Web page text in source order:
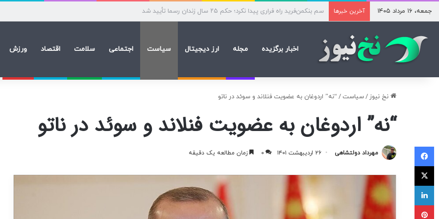
جمعه، ۱۶ مرداد ۱۴۰۵ آخرین خبرها هوش مصنوعی در گرو عبور از تنگه هرمز؛ ۲۰۰ کانتینر هلیوم سرگردان
اخبار برگزیده مجله ارز دیجیتال سیاست اجتماعی سلامت اقتصاد ورزش
نخ نیوز /سیاست / “نه” اردوغان به عضویت فنلاند و سوئد در ناتو
“نه” اردوغان به عضویت فنلاند و سوئد در ناتو
مهرداد دولتشاهی ۲۶ اردیبهشت ۱۴۰۱ ۰ زمان مطالعه یک دقیقه
فیسبوک
پینتریست